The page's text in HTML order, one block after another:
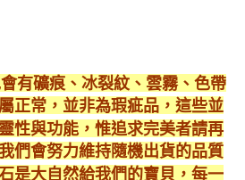
有礦痕、冰裂紋、雲霧、色帶
正常，並非為瑕疵品，這些並
性與功能，惟追求完美者請再
們會努力維持隨機出貨的品質
是大自然給我們的寶貝，每一